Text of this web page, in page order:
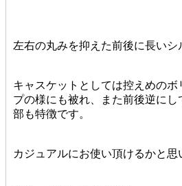
左右の丸みを抑えた前後に長いシ
キャスケットとしては控えめのボ
プの様にも被れ、また前後逆に
部も特徴です。
カジュアルにお使い頂けるかと思